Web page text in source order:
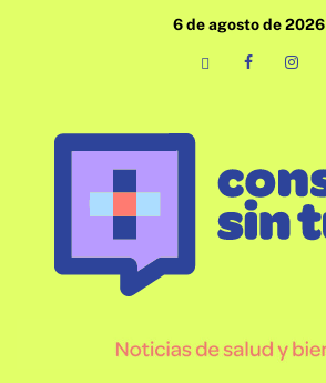
6 de agosto de 2026